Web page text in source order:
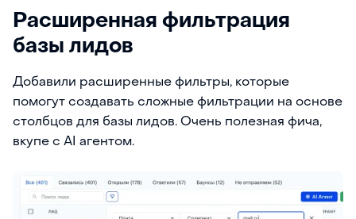
Расширенная фильтрация
базы лидов
Добавили расширенные фильтры, которые
помогут создавать сложные фильтрации на основе
столбцов для базы лидов. Очень полезная фича,
вкупе с AI агентом.